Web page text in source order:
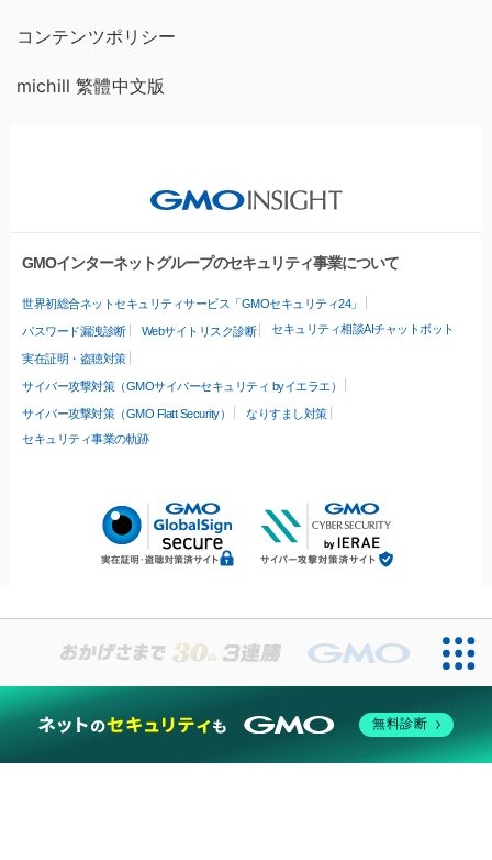
コンテンツポリシー
michill 繁體中文版
GMOインターネットグループのセキュリティ事業について
世界初総合ネットセキュリティサービス「GMOセキュリティ24」
パスワード漏洩診断 Webサイトリスク診断 セキュリティ相談AIチャットボット
実在証明・盗聴対策
サイバー攻撃対策（GMOサイバーセキュリティ byイエラエ）
サイバー攻撃対策（GMO Flatt Security）
なりすまし対策
セキュリティ事業の軌跡
無料診断